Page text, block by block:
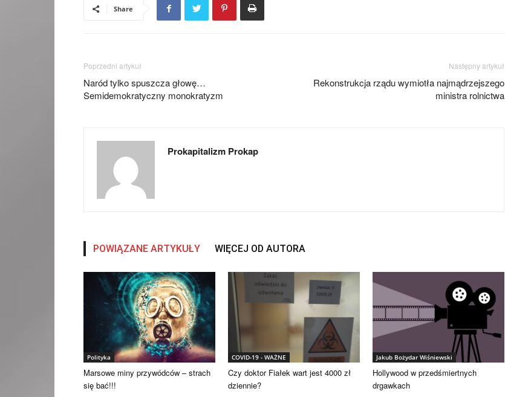
Share
Poprzedni artykuł
Naród tylko spuszcza głowę…
Semidemokratyczny monokratyzm
Następny artykuł
Rekonstrukcja rządu wymiotła najmądrzejszego
ministra rolnictwa
Prokapitalizm Prokap
POWIĄZANE ARTYKUŁY WIĘCEJ OD AUTORA
Polityka
Marsowe miny przywódców – strach
się bać!!!
COVID-19 - WAŻNE
Czy doktor Fiałek wart jest 4000 zł
dziennie?
Jakub Bożydar Wiśniewski
Hollywood w przedśmiertnych
drgawkach